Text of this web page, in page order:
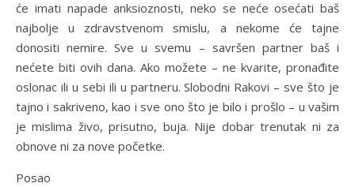
će imati napade anksioznosti, neko se neće osećati baš
najbolje u zdravstvenom smislu, a nekome će tajne
donositi nemire. Sve u svemu – savršen partner baš i
nećete biti ovih dana. Ako možete – ne kvarite, pronađite
oslonac ili u sebi ili u partneru. Slobodni Rakovi – sve što je
tajno i sakriveno, kao i sve ono što je bilo i prošlo – u vašim
je mislima živo, prisutno, buja. Nije dobar trenutak ni za
obnove ni za nove početke.
Posao